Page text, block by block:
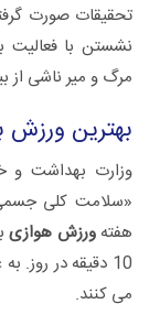
تحقیقات صورت
نشستن با فعالیت
مرگ و میر ناشی از
بهترین
وزارت بهداشت و
هفتهورزش هوازی
10 دقیقه در روز. به عنوان مثال،
می کنند.